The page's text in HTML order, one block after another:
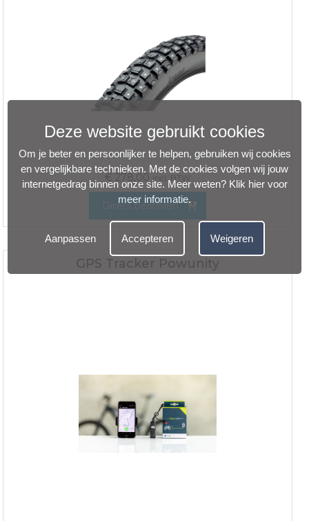
€ 278,00 incl. BTW
Direct bestellen
GPS Tracker Powunity
Deze website gebruikt cookies
Om je beter en persoonlijker te helpen, gebruiken wij cookies
en vergelijkbare technieken. Met de cookies volgen wij jouw
internetgedrag binnen onze site. Meer weten? Klik hier voor
meer informatie.
Aanpassen Accepteren Weigeren